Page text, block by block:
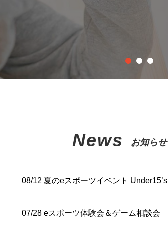
1 2 3
News お知らせ
08/12 夏のeスポーツイベント Under15’s
07/28 eスポーツ体験会＆ゲーム相談会